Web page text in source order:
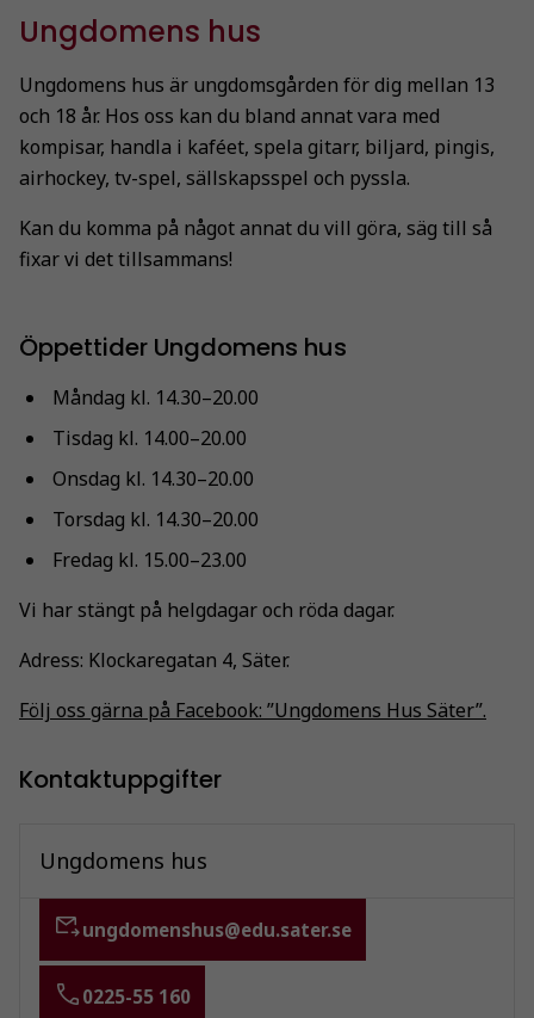
Ungdomens hus
Ungdomens hus är ungdomsgården för dig mellan 13
och 18 år. Hos oss kan du bland annat vara med
kompisar, handla i kaféet, spela gitarr, biljard, pingis,
airhockey, tv-spel, sällskapsspel och pyssla.
Kan du komma på något annat du vill göra, säg till så
fixar vi det tillsammans!
Öppettider Ungdomens hus
Måndag kl. 14.30–20.00
Tisdag kl. 14.00–20.00
Onsdag kl. 14.30–20.00
Torsdag kl. 14.30–20.00
Fredag kl. 15.00–23.00
Vi har stängt på helgdagar och röda dagar.
Adress: Klockaregatan 4, Säter.
Följ oss gärna på Facebook: ”Ungdomens Hus Säter”.
Kontaktuppgifter
Ungdomens hus
ungdomenshus@edu.sater.se
0225-55 160